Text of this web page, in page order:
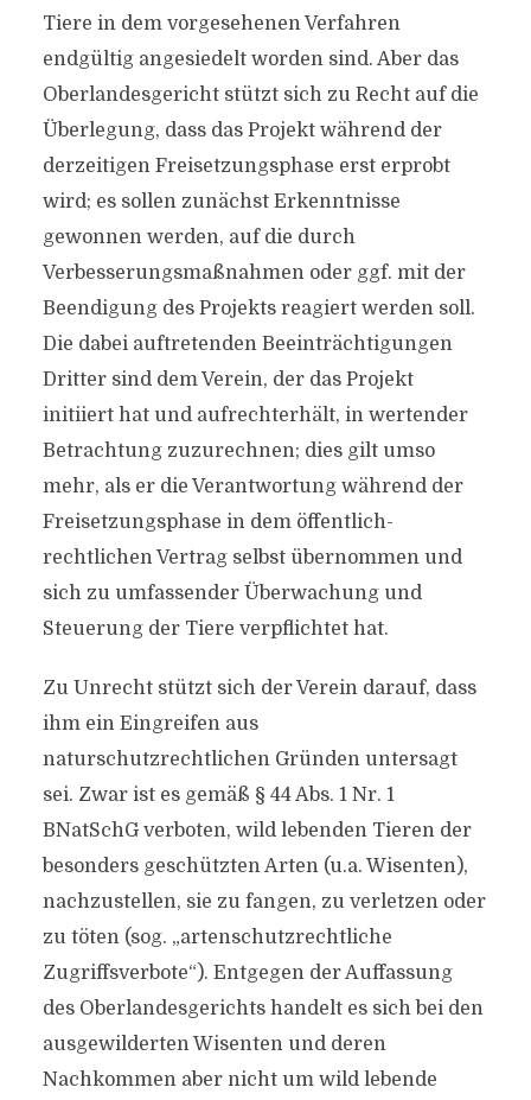
Tiere in dem vorgesehenen Verfahren
endgültig angesiedelt worden sind. Aber das
Oberlandesgericht stützt sich zu Recht auf die
Überlegung, dass das Projekt während der
derzeitigen Freisetzungsphase erst erprobt
wird; es sollen zunächst Erkenntnisse
gewonnen werden, auf die durch
Verbesserungsmaßnahmen oder ggf. mit der
Beendigung des Projekts reagiert werden soll.
Die dabei auftretenden Beeinträchtigungen
Dritter sind dem Verein, der das Projekt
initiiert hat und aufrechterhält, in wertender
Betrachtung zuzurechnen; dies gilt umso
mehr, als er die Verantwortung während der
Freisetzungsphase in dem öffentlich-
rechtlichen Vertrag selbst übernommen und
sich zu umfassender Überwachung und
Steuerung der Tiere verpflichtet hat.
Zu Unrecht stützt sich der Verein darauf, dass
ihm ein Eingreifen aus
naturschutzrechtlichen Gründen untersagt
sei. Zwar ist es gemäß § 44 Abs. 1 Nr. 1
BNatSchG verboten, wild lebenden Tieren der
besonders geschützten Arten (u.a. Wisenten),
nachzustellen, sie zu fangen, zu verletzen oder
zu töten (sog. „artenschutzrechtliche
Zugriffsverbote“). Entgegen der Auffassung
des Oberlandesgerichts handelt es sich bei den
ausgewilderten Wisenten und deren
Nachkommen aber nicht um wild lebende